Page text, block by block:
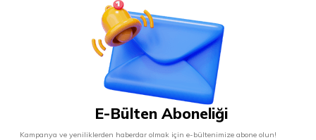
E-Bülten Aboneliği
Kampanya ve yeniliklerden haberdar olmak için e-bültenimize abone olun!